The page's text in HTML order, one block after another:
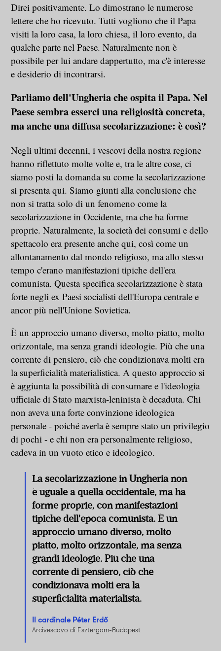
Direi positivamente. Lo dimostrano le numerose
lettere che ho ricevuto. Tutti vogliono che il Papa
visiti la loro casa, la loro chiesa, il loro evento, da
qualche parte nel Paese. Naturalmente non è
possibile per lui andare dappertutto, ma c'è interesse
e desiderio di incontrarsi.
Parliamo dell'Ungheria che ospita il Papa. Nel
Paese sembra esserci una religiosità concreta,
ma anche una diffusa secolarizzazione: è così?
Negli ultimi decenni, i vescovi della nostra regione
hanno riflettuto molte volte e, tra le altre cose, ci
siamo posti la domanda su come la secolarizzazione
si presenta qui. Siamo giunti alla conclusione che
non si tratta solo di un fenomeno come la
secolarizzazione in Occidente, ma che ha forme
proprie. Naturalmente, la società dei consumi e dello
spettacolo era presente anche qui, così come un
allontanamento dal mondo religioso, ma allo stesso
tempo c'erano manifestazioni tipiche dell'era
comunista. Questa specifica secolarizzazione è stata
forte negli ex Paesi socialisti dell'Europa centrale e
ancor più nell'Unione Sovietica.
È un approccio umano diverso, molto piatto, molto
orizzontale, ma senza grandi ideologie. Più che una
corrente di pensiero, ciò che condizionava molti era
la superficialità materialistica. A questo approccio si
è aggiunta la possibilità di consumare e l'ideologia
ufficiale di Stato marxista-leninista è decaduta. Chi
non aveva una forte convinzione ideologica
personale - poiché averla è sempre stato un privilegio
di pochi - e chi non era personalmente religioso,
cadeva in un vuoto etico e ideologico.
La secolarizzazione in Ungheria non
è uguale a quella occidentale, ma ha
forme proprie, con manifestazioni
tipiche dell'epoca comunista. È un
approccio umano diverso, molto
piatto, molto orizzontale, ma senza
grandi ideologie. Più che una
corrente di pensiero, ciò che
condizionava molti era la
superficialità materialista.
Il cardinale Péter Erdő
Arcivescovo di Esztergom-Budapest